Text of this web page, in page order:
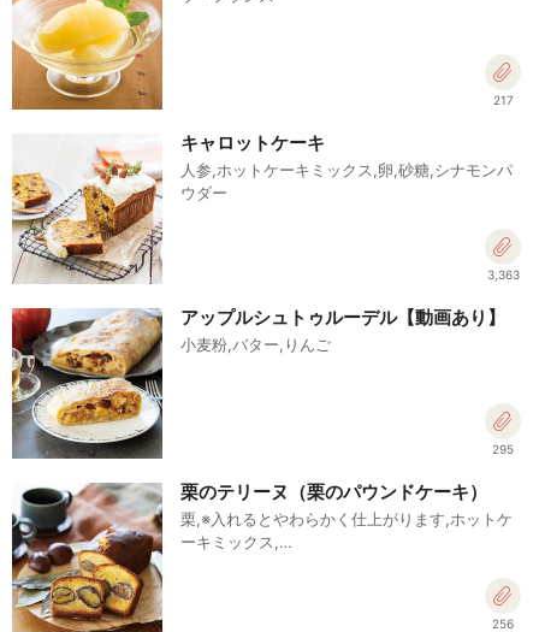
217
キャロットケーキ
人参,ホットケーキミックス,卵,砂糖,シナモンパ
ウダー
3,363
アップルシュトゥルーデル【動画あり】
小麦粉,バター,りんご
295
栗のテリーヌ（栗のパウンドケーキ）
栗,※入れるとやわらかく仕上がります,ホットケ
ーキミックス,…
256